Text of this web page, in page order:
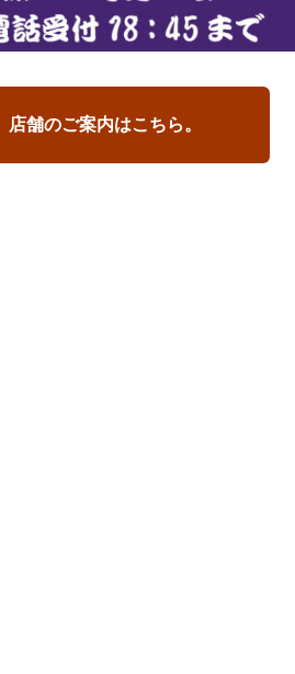
店舗のご案内はこちら。